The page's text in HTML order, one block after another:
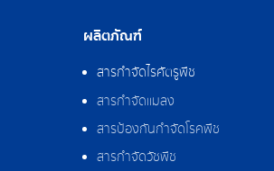
ผลิตภัณฑ์
สารกำจัดไรศัตรูพืช
สารกำจัดแมลง
สารป้องกันกำจัดโรคพืช
สารกำจัดวัชพืช